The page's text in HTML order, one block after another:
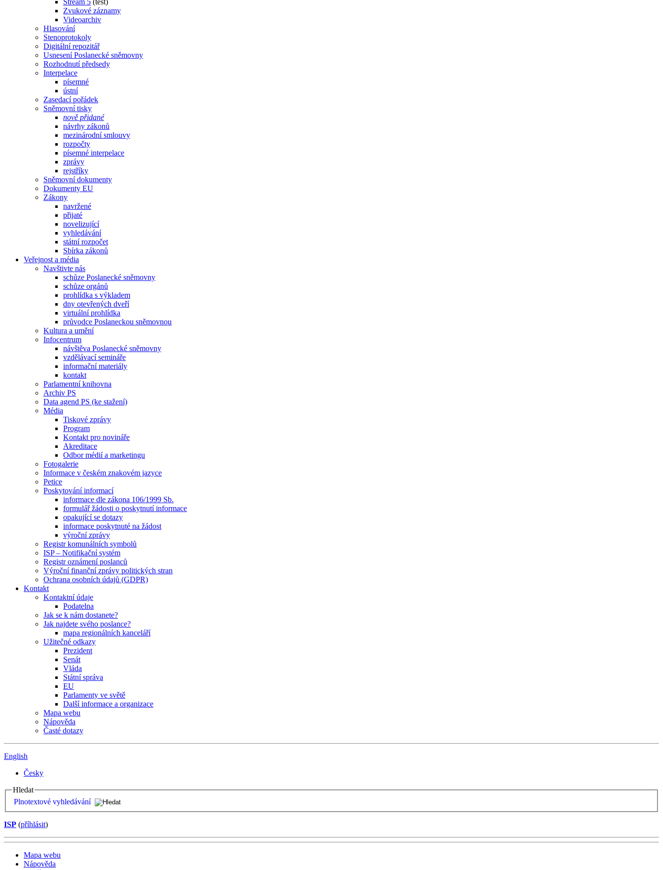
Stream 5 (test)
Zvukové záznamy
Videoarchiv
Hlasování
Stenoprotokoly
Digitální repozitář
Usnesení Poslanecké sněmovny
Rozhodnutí předsedy
Interpelace
písemné
ústní
Zasedací pořádek
Sněmovní tisky
nově přidané
návrhy zákonů
mezinárodní smlouvy
rozpočty
písemné interpelace
zprávy
rejstříky
Sněmovní dokumenty
Dokumenty EU
Zákony
navržené
přijaté
novelizující
vyhledávání
státní rozpočet
Sbírka zákonů
Veřejnost a média
Navštivte nás
schůze Poslanecké sněmovny
schůze orgánů
prohlídka s výkladem
dny otevřených dveří
virtuální prohlídka
průvodce Poslaneckou sněmovnou
Kultura a umění
Infocentrum
návštěva Poslanecké sněmovny
vzdělávací semináře
informační materiály
kontakt
Parlamentní knihovna
Archiv PS
Data agend PS (ke stažení)
Média
Tiskové zprávy
Program
Kontakt pro novináře
Akreditace
Odbor médií a marketingu
Fotogalerie
Informace v českém znakovém jazyce
Petice
Poskytování informací
informace dle zákona 106/1999 Sb.
formulář žádosti o poskytnutí informace
opakující se dotazy
informace poskytnuté na žádost
výroční zprávy
Registr komunálních symbolů
ISP – Notifikační systém
Registr oznámení poslanců
Výroční finanční zprávy politických stran
Ochrana osobních údajů (GDPR)
Kontakt
Kontaktní údaje
Podatelna
Jak se k nám dostanete?
Jak najdete svého poslance?
mapa regionálních kanceláří
Užitečné odkazy
Prezident
Senát
Vláda
Státní správa
EU
Parlamenty ve světě
Další informace a organizace
Mapa webu
Nápověda
Časté dotazy
English
Česky
Hledat
Plnotextové vyhledávání
ISP (příhlásit)
Mapa webu
Nápověda